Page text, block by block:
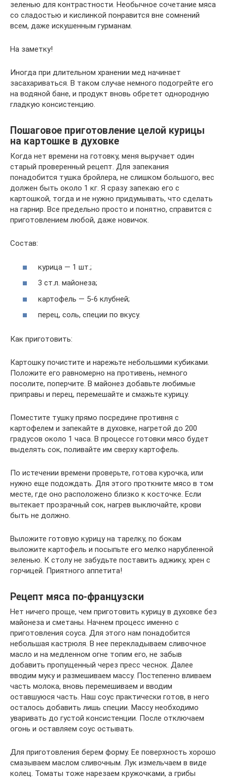
зеленью для контрастности. Необычное сочетание мяса
со сладостью и кислинкой понравится вне сомнений
всем, даже искушенным гурманам.
На заметку!
Иногда при длительном хранении мед начинает
засахариваться. В таком случае немного подогрейте его
на водяной бане, и продукт вновь обретет однородную
гладкую консистенцию.
Пошаговое приготовление целой курицы
на картошке в духовке
Когда нет времени на готовку, меня выручает один
старый проверенный рецепт. Для запекания
понадобится тушка бройлера, не слишком большого, вес
должен быть около 1 кг. Я сразу запекаю его с
картошкой, тогда и не нужно придумывать, что сделать
на гарнир. Все предельно просто и понятно, справится с
приготовлением любой, даже новичок.
Состав:
курица — 1 шт.;
3 ст.л. майонеза;
картофель — 5-6 клубней;
перец, соль, специи по вкусу.
Как приготовить:
Картошку почистите и нарежьте небольшими кубиками.
Положите его равномерно на противень, немного
посолите, поперчите. В майонез добавьте любимые
приправы и перец, перемешайте и смажьте курицу.
Поместите тушку прямо посредине противня с
картофелем и запекайте в духовке, нагретой до 200
градусов около 1 часа. В процессе готовки мясо будет
выделять сок, поливайте им сверху картофель.
По истечении времени проверьте, готова курочка, или
нужно еще подождать. Для этого проткните мясо в том
месте, где оно расположено близко к косточке. Если
вытекает прозрачный сок, нагрев выключайте, крови
быть не должно.
Выложите готовую курицу на тарелку, по бокам
выложите картофель и посыпьте его мелко нарубленной
зеленью. К столу не забудьте поставить аджику, хрен с
горчицей. Приятного аппетита!
Рецепт мяса по-французски
Нет ничего проще, чем приготовить курицу в духовке без
майонеза и сметаны. Начнем процесс именно с
приготовления соуса. Для этого нам понадобится
небольшая кастрюля. В нее перекладываем сливочное
масло и на медленном огне топим его, не забыв
добавить пропущенный через пресс чеснок. Далее
вводим муку и размешиваем массу. Постепенно вливаем
часть молока, вновь перемешиваем и вводим
оставшуюся часть. Наш соус практически готов, в него
осталось добавить лишь специи. Массу необходимо
уваривать до густой консистенции. После отключаем
огонь и оставляем соус остывать.
Для приготовления берем форму. Ее поверхность хорошо
смазываем маслом сливочным. Лук измельчаем в виде
колец. Томаты тоже нарезаем кружочками, а грибы